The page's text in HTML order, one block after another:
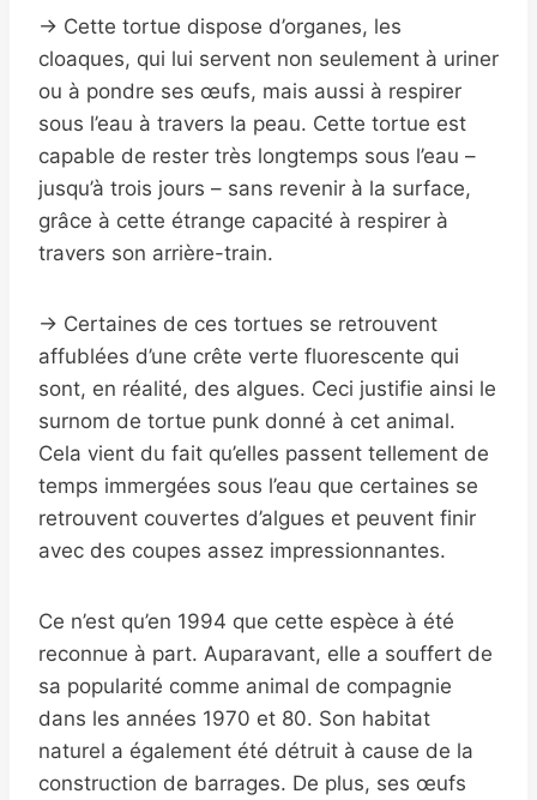
→ Cette tortue dispose d’organes, les
cloaques, qui lui servent non seulement à uriner
ou à pondre ses œufs, mais aussi à respirer
sous l’eau à travers la peau. Cette tortue est
capable de rester très longtemps sous l’eau –
jusqu’à trois jours – sans revenir à la surface,
grâce à cette étrange capacité à respirer à
travers son arrière-train.
→ Certaines de ces tortues se retrouvent
affublées d’une crête verte fluorescente qui
sont, en réalité, des algues. Ceci justifie ainsi le
surnom de tortue punk donné à cet animal.
Cela vient du fait qu’elles passent tellement de
temps immergées sous l’eau que certaines se
retrouvent couvertes d’algues et peuvent finir
avec des coupes assez impressionnantes.
Ce n’est qu’en 1994 que cette espèce à été
reconnue à part. Auparavant, elle a souffert de
sa popularité comme animal de compagnie
dans les années 1970 et 80. Son habitat
naturel a également été détruit à cause de la
construction de barrages. De plus, ses œufs